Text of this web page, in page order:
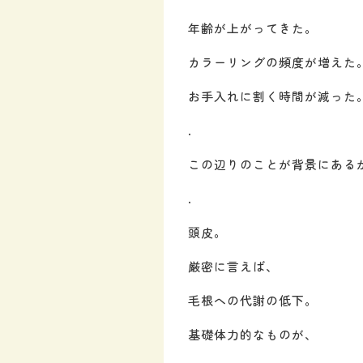
年齢が上がってきた。
カラーリングの頻度が増えた。
お手入れに割く時間が減った。
.
この辺りのことが背景にある
.
頭皮。
厳密に言えば、
毛根への代謝の低下。
基礎体力的なものが、